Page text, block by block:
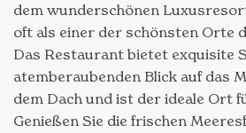
dem wunderschönen
oft als einer der schönsten Orte
Das Restaurant bietet exquisite
atemberaubenden Blick auf das
dem Dach und ist der ideale Ort
Genießen Sie die frischen